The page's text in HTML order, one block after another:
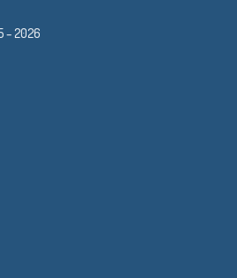
– 2026